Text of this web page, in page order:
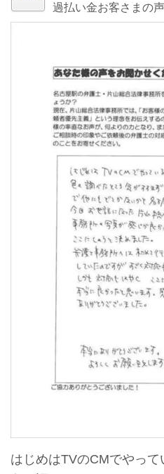
過払い金お客さまの声
はじめはTVのCMでやって